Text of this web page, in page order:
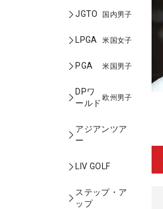
JGTO 国内男子
LPGA 米国女子
PGA 米国男子
DPワ
ールド
欧州男子
アジアンツア
ー
LIV GOLF
ステップ・ア
ップ